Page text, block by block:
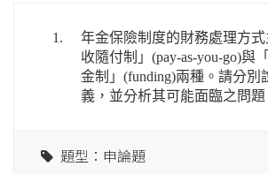
1.
年金保險制度的財務處理方
收隨付制」(pay-as-you-go)與
金制」(funding)兩種。請分別
義，並分析其可能面臨之問題
題型：申論題